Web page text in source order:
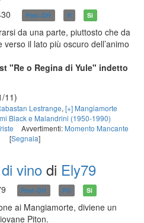
Post-DH R Sì
da una parte, piuttosto che da
verso il lato più oscuro dell’animo
"Re o Regina di Yule" indetto
11)
Lestrange, [+] Mangiamorte
Black e Malandrini (1950-1990)
Avvertimenti: Momento Mancante
[Segnala]
vino di Ely79
Post-DH PG Sì
ai Mangiamorte, diviene un
Piton.